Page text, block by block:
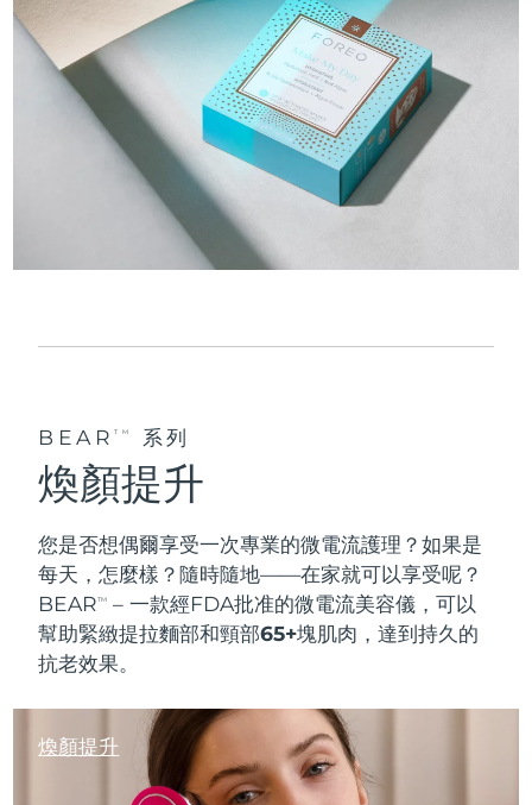
BEARTM 系列
煥顏提升
您是否想偶爾享受一次專業的微電流護理 ？如果是
每天，怎麼樣？隨時隨地——在家就可以享受呢？
BEARTM
– 一款經FDA批准的微電流美容儀，可以
幫助緊緻提拉麵部和頸部65+塊肌肉 ，達到持久的
抗老效果。
煥顏提升